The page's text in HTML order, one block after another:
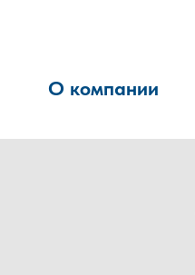
О компании